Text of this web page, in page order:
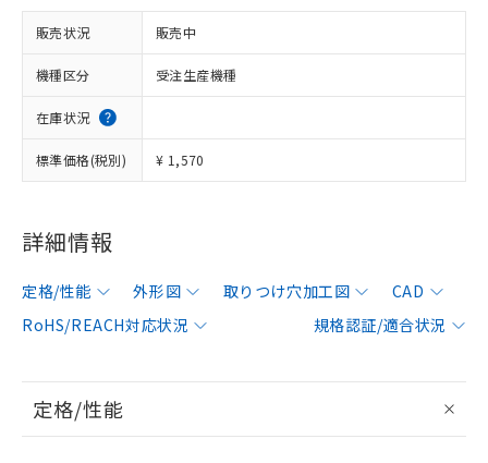
販売状況 販売中
機種区分 受注生産機種
在庫状況
標準価格(税別) ¥ 1,570
詳細情報
定格/性能 外形図 取りつけ穴加工図
CAD
RoHS/REACH対応状況
規格認証/適合状況
定格/性能